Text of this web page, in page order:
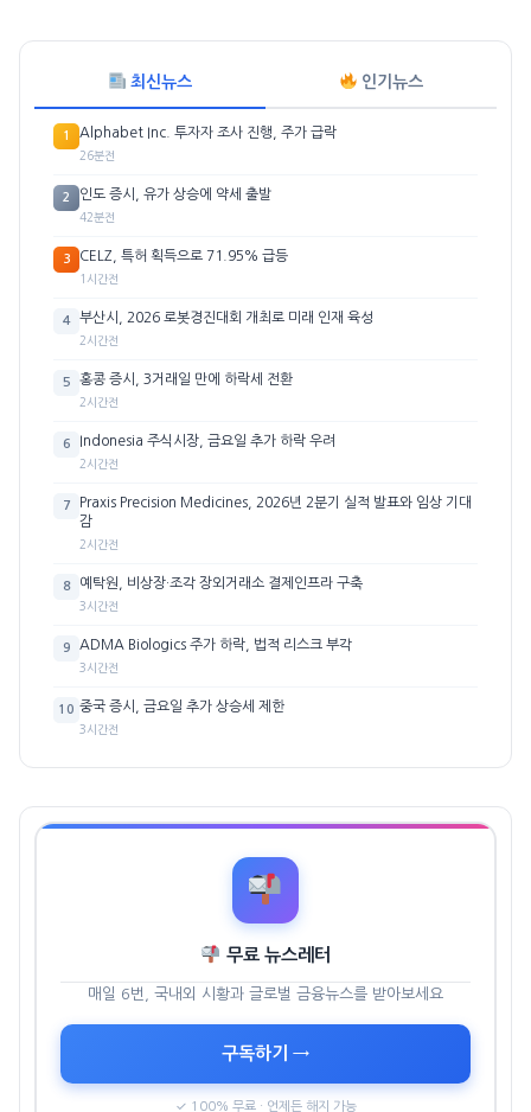
최신뉴스 인기뉴스
1 Alphabet Inc. 투자자 조사 진행, 주가 급락
26분전
2 인도 증시, 유가 상승에 약세 출발
42분전
3 CELZ, 특허 획득으로 71.95% 급등
1시간전
4 부산시, 2026 로봇경진대회 개최로 미래 인재 육성
2시간전
5 홍콩 증시, 3거래일 만에 하락세 전환
2시간전
6 Indonesia 주식시장, 금요일 추가 하락 우려
2시간전
7
Praxis Precision Medicines, 2026년 2분기 실적 발표와 임상 기대
감
2시간전
8 예탁원, 비상장·조각 장외거래소 결제인프라 구축
3시간전
9 ADMA Biologics 주가 하락, 법적 리스크 부각
3시간전
10 중국 증시, 금요일 추가 상승세 제한
3시간전
무료 뉴스레터
매일 6번, 국내외 시황과 글로벌 금융뉴스를 받아보세요
구독하기 →
✓ 100% 무료 · 언제든 해지 가능